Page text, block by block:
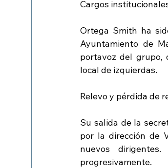
Cargos
Ortega Smith ha
Ayuntamiento de
portavoz del grupo,
local de izquierdas.
Relevo y pérdida de
Su salida de la
por la dirección de
nuevos
progresivamente.